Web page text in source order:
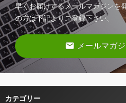
早くお届けするメールマガジンを
の方は下記よりご登録下さい。
email メールマガ
カテゴリー